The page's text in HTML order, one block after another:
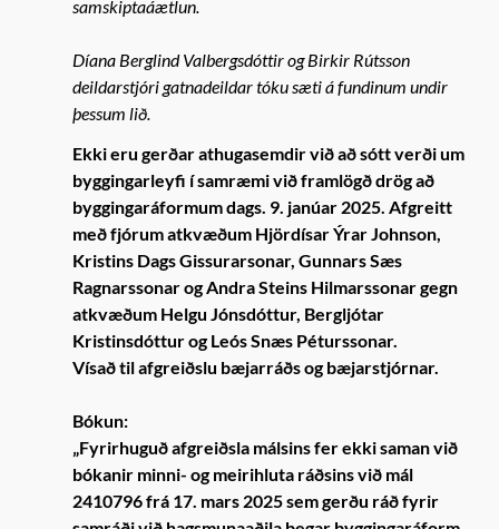
samskiptaáætlun.
Díana Berglind Valbergsdóttir og Birkir Rútsson
deildarstjóri gatnadeildar tóku sæti á fundinum undir
þessum lið.
Ekki eru gerðar athugasemdir við að sótt verði um
byggingarleyfi í samræmi við framlögð drög að
byggingaráformum dags. 9. janúar 2025. Afgreitt
með fjórum atkvæðum Hjördísar Ýrar Johnson,
Kristins Dags Gissurarsonar, Gunnars Sæs
Ragnarssonar og Andra Steins Hilmarssonar gegn
atkvæðum Helgu Jónsdóttur, Bergljótar
Kristinsdóttur og Leós Snæs Péturssonar.
Vísað til afgreiðslu bæjarráðs og bæjarstjórnar.
Bókun:
„Fyrirhuguð afgreiðsla málsins fer ekki saman við
bókanir minni- og meirihluta ráðsins við mál
2410796 frá 17. mars 2025 sem gerðu ráð fyrir